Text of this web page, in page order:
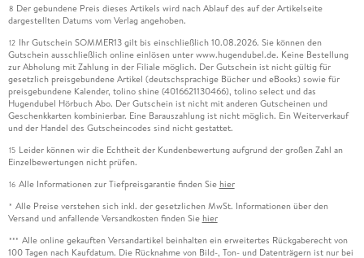
8 Der gebundene Preis dieses Artikels wird nach Ablauf des auf der Artikelseite
dargestellten Datums vom Verlag angehoben.
12 Ihr Gutschein SOMMER13 gilt bis einschließlich 10.08.2026. Sie können den
Gutschein ausschließlich online einlösen unter www.hugendubel.de. Keine Bestellung
zur Abholung mit Zahlung in der Filiale möglich. Der Gutschein ist nicht gültig für
gesetzlich preisgebundene Artikel (deutschsprachige Bücher und eBooks) sowie für
preisgebundene Kalender, tolino shine (4016621130466), tolino select und das
Hugendubel Hörbuch Abo. Der Gutschein ist nicht mit anderen Gutscheinen und
Geschenkkarten kombinierbar. Eine Barauszahlung ist nicht möglich. Ein Weiterverkauf
und der Handel des Gutscheincodes sind nicht gestattet.
15 Leider können wir die Echtheit der Kundenbewertung aufgrund der großen Zahl an
Einzelbewertungen nicht prüfen.
16 Alle Informationen zur Tiefpreisgarantie finden Sie hier
* Alle Preise verstehen sich inkl. der gesetzlichen MwSt. Informationen über den
Versand und anfallende Versandkosten finden Sie hier
*** Alle online gekauften Versandartikel beinhalten ein erweitertes Rückgaberecht von
100 Tagen nach Kaufdatum. Die Rücknahme von Bild-, Ton- und Datenträgern ist nur bei